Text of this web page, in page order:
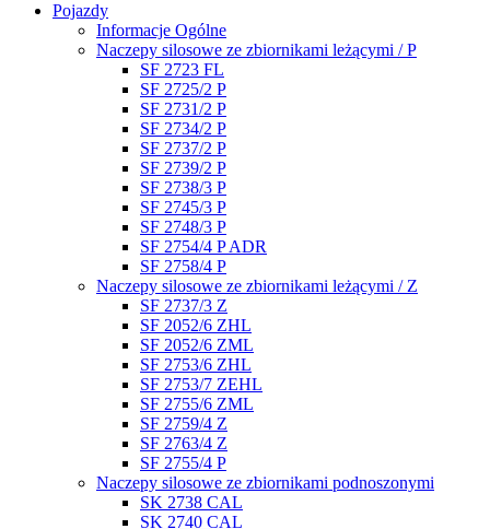
Pojazdy
Informacje Ogólne
Naczepy silosowe ze zbiornikami leżącymi / P
SF 2723 FL
SF 2725/2 P
SF 2731/2 P
SF 2734/2 P
SF 2737/2 P
SF 2739/2 P
SF 2738/3 P
SF 2745/3 P
SF 2748/3 P
SF 2754/4 P ADR
SF 2758/4 P
Naczepy silosowe ze zbiornikami leżącymi / Z
SF 2737/3 Z
SF 2052/6 ZHL
SF 2052/6 ZML
SF 2753/6 ZHL
SF 2753/7 ZEHL
SF 2755/6 ZML
SF 2759/4 Z
SF 2763/4 Z
SF 2755/4 P
Naczepy silosowe ze zbiornikami podnoszonymi
SK 2738 CAL
SK 2740 CAL